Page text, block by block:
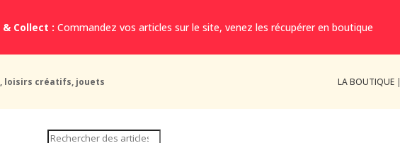
& Collect : Commandez vos articles sur le site, venez les récupérer en boutique
loisirs créatifs, jouets LA BOUTIQUE|